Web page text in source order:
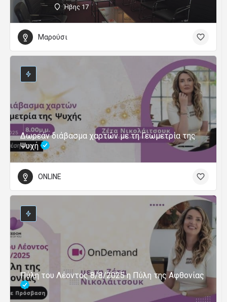
Ήβης 17
Μαρούσι
Δωρεάν διάβασμα χαρτών με τη Γεωμετρία της
Ψυχή
ONLINE
Πύλη του Λέοντος 8/8/2025 η Πύλη της Αφθονίας